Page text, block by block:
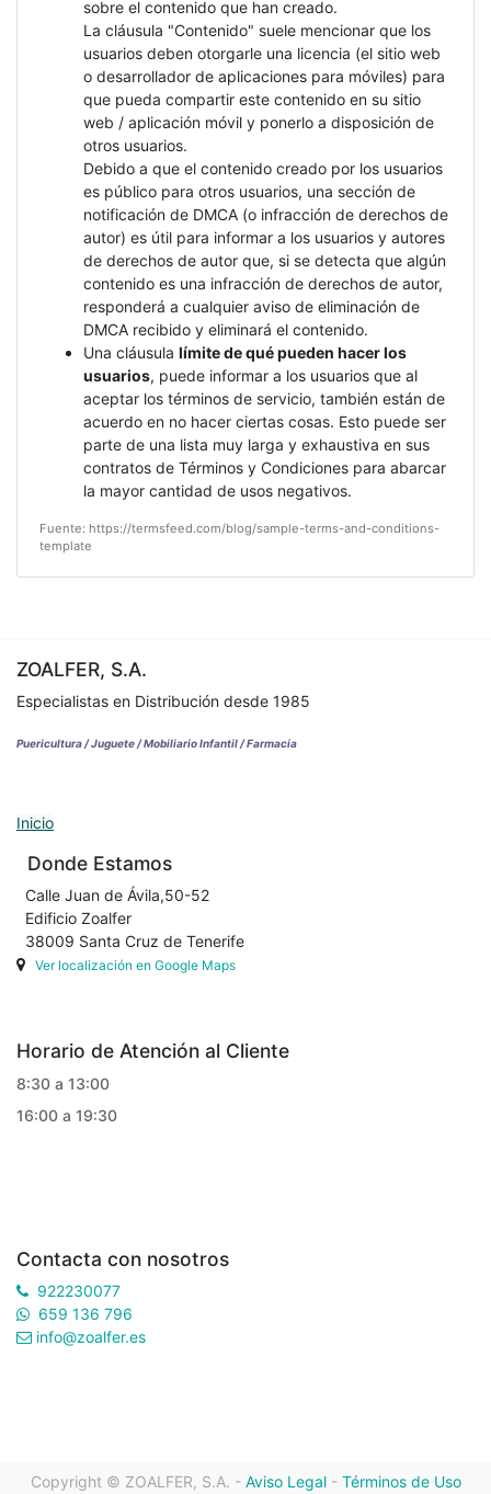
sobre el contenido que han creado.
La cláusula "Contenido" suele mencionar que los
usuarios deben otorgarle una licencia (el sitio web
o desarrollador de aplicaciones para móviles) para
que pueda compartir este contenido en su sitio
web / aplicación móvil y ponerlo a disposición de
otros usuarios.
Debido a que el contenido creado por los usuarios
es público para otros usuarios, una sección de
notificación de DMCA (o infracción de derechos de
autor) es útil para informar a los usuarios y autores
de derechos de autor que, si se detecta que algún
contenido es una infracción de derechos de autor,
responderá a cualquier aviso de eliminación de
DMCA recibido y eliminará el contenido.
Una cláusula límite de qué pueden hacer los
usuarios, puede informar a los usuarios que al
aceptar los términos de servicio, también están de
acuerdo en no hacer ciertas cosas. Esto puede ser
parte de una lista muy larga y exhaustiva en sus
contratos de Términos y Condiciones para abarcar
la mayor cantidad de usos negativos.
Fuente: https://termsfeed.com/blog/sample-terms-and-conditions-
template
ZOALFER, S.A.
Especialistas en Distribución desde 1985
Puericultura / Juguete / Mobiliario Infantil / Farmacia
Inicio
Donde Estamos
Calle Juan de Ávila,50-52
Edificio Zoalfer
38009 Santa Cruz de Tenerife
Ver localización en Google Maps
Horario de Atención al Cliente
8:30 a 13:00
16:00 a 19:30
Contacta con nosotros
922230077
659 136 796
info@zoalfer.es
Copyright © ZOALFER, S.A. - Aviso Legal - Términos de Uso